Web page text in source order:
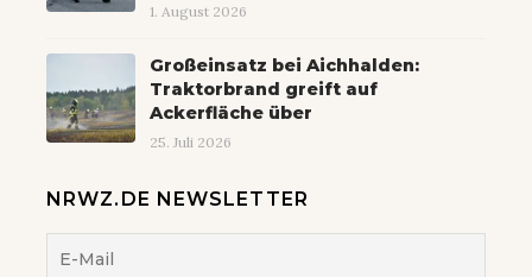
1. August 2026
Großeinsatz bei Aichhalden:
Traktorbrand greift auf
Ackerfläche über
25. Juli 2026
NRWZ.DE NEWSLETTER